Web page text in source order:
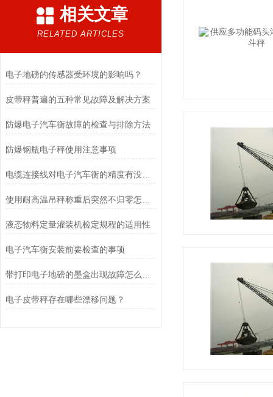
相关文章
RELATED ARTICLES
电子地磅的传感器受环境的影响吗？
皮带秤普遍的五种常见故障及解决方案
防爆电子汽车衡故障的检查与排除方法
防爆钢瓶电子秤使用注意事项
电缆连接线对电子汽车衡的精度有没有影响呢
液态物料定量灌装机检定规程的适用性
电子汽车衡安装前要检查的事项
电子皮带秤存在哪些漂移问题？